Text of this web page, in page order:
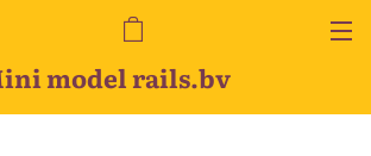
model rails.bv